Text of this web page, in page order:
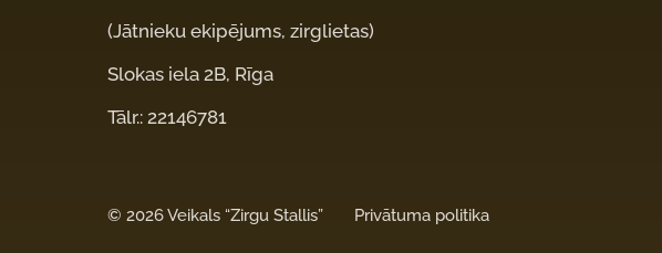
(Jātnieku ekipējums, zirglietas)
Slokas iela 2B, Rīga
Tālr.: 22146781
© 2026 Veikals “Zirgu Stallis” Privātuma politika